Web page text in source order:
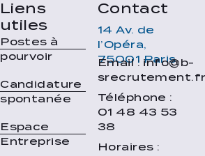
Liens
utiles
Postes à
pourvoir
Candidature
spontanée
Espace
Entreprise
Contact
14 Av. de
l’Opéra,
75001 Paris
Email : info@b-
Téléphone :
01 48 43 53
38
Horaires :